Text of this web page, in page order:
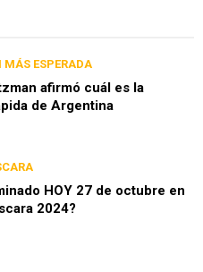
MÁS ESPERADA
afirmó cuál es la
de Argentina
HOY 27 de octubre en
2024?